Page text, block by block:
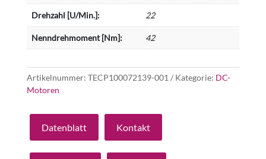
Drehzahl [U/Min.]: 22
Nenndrehmoment [Nm]: 42
Artikelnummer: TECP100072139-001 Kategorie: DC-
Motoren
Datenblatt Kontakt